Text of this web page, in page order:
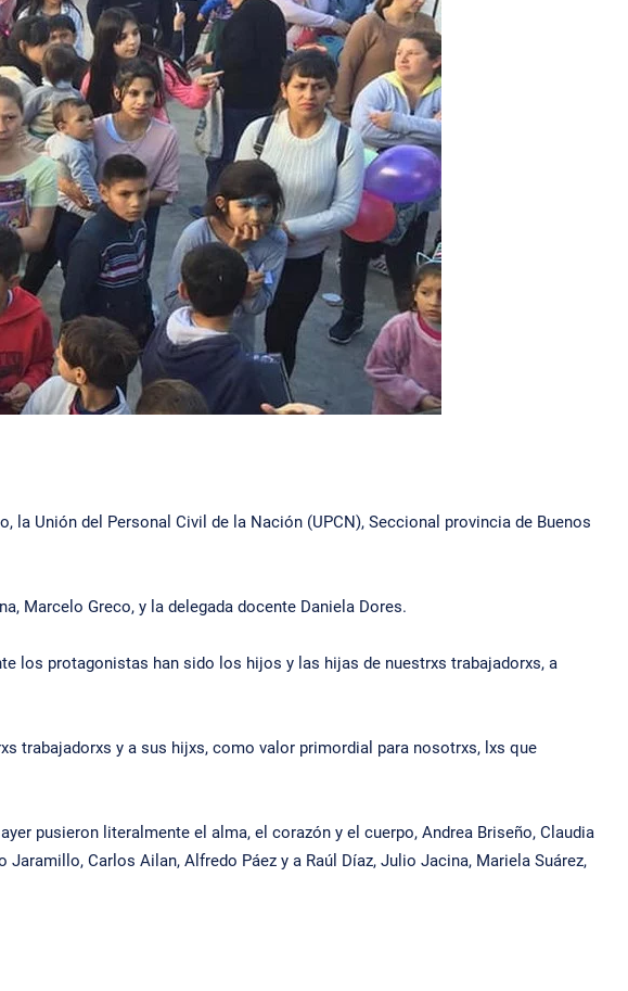
Unión del Personal Civil de la Nación (UPCN), Seccional provincia de Buenos
Marcelo Greco, y la delegada docente Daniela Dores.
los protagonistas han sido los hijos y las hijas de nuestrxs trabajadorxs, a
trabajadorxs y a sus hijxs, como valor primordial para nosotrxs, lxs que
pusieron literalmente el alma, el corazón y el cuerpo, Andrea Briseño, Claudia
Carlos Ailan, Alfredo Páez y a Raúl Díaz, Julio Jacina, Mariela Suárez,